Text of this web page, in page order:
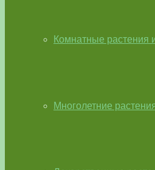
Комнатные растения
Многолетние